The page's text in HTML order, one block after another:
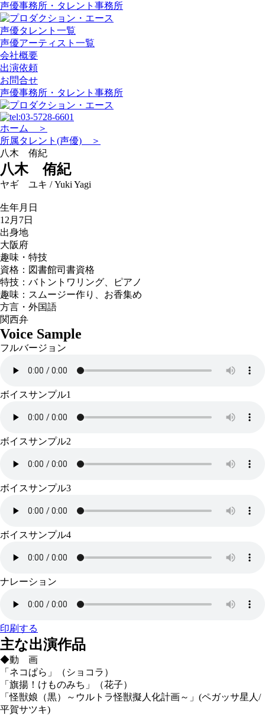
声優事務所・タレント事務所
声優タレント一覧
声優アーティスト一覧
会社概要
出演依頼
お問合せ
声優事務所・タレント事務所
ホーム ＞
所属タレント(声優) ＞
八木 侑紀
八木 侑紀
ヤギ ユキ / Yuki Yagi
生年月日
12月7日
出身地
大阪府
趣味・特技
資格：図書館司書資格
特技：バトントワリング、ピアノ
趣味：スムージー作り、お香集め
方言・外国語
関西弁
Voice Sample
フルバージョン
ボイスサンプル1
ボイスサンプル2
ボイスサンプル3
ボイスサンプル4
ナレーション
印刷する
主な出演作品
◆動 画
「ネコぱら」（ショコラ）
「旗揚！けものみち」（花子）
「怪獣娘（黒）～ウルトラ怪獣擬人化計画～」(ペガッサ星人/
平賀サツキ)